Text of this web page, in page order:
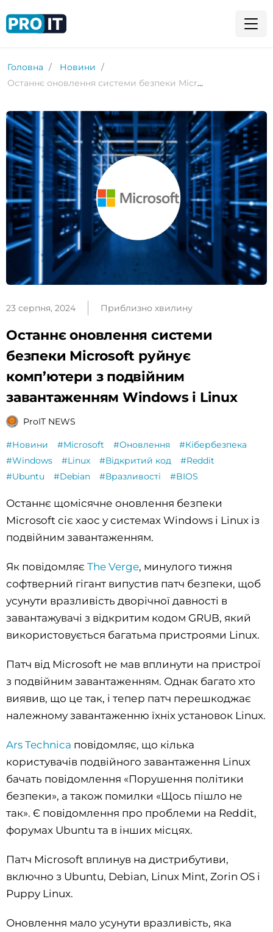
Головна
Новини
Останнє оновлення системи безпеки Microsoft руйнує комп’ютери з подвійним завантаженням Windows і Linux
23 серпня, 2024 Приблизно хвилину
Останнє оновлення системи
безпеки Microsoft руйнує
комп’ютери з подвійним
завантаженням Windows і Linux
ProIT NEWS
#Новини #Microsoft #Оновлення
#Кібербезпека
#Windows
#Linux #Відкритий код
#Reddit
#Ubuntu
#Debian #Вразливості #BIOS
Останнє щомісячне оновлення безпеки
Microsoft сіє хаос у системах Windows і Linux із
подвійним завантаженням.
Як повідомляє The Verge, минулого тижня
софтверний гігант випустив патч безпеки, щоб
усунути вразливість дворічної давності в
завантажувачі з відкритим кодом GRUB, який
використовується багатьма пристроями Linux.
Патч від Microsoft не мав вплинути на пристрої
з подвійним завантаженням. Однак багато хто
виявив, що це так, і тепер патч перешкоджає
належному завантаженню їхніх установок Linux.
Ars Technica повідомляє, що кілька
користувачів подвійного завантаження Linux
бачать повідомлення «Порушення політики
безпеки», а також помилки «Щось пішло не
так». Є повідомлення про проблеми на Reddit,
форумах Ubuntu та в інших місцях.
Патч Microsoft вплинув на дистрибутиви,
включно з Ubuntu, Debian, Linux Mint, Zorin OS і
Puppy Linux.
Оновлення мало усунути вразливість, яка